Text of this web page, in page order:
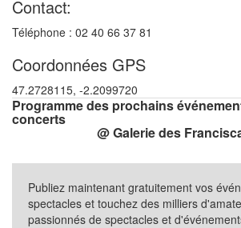
Contact:
Téléphone : 02 40 66 37 81
Coordonnées GPS
47.2728115, -2.2099720
Programme des prochains
concerts
@ Galerie des
Publiez maintenant gratuitement vos
spectacles et touchez des milliers
passionnés de spectacles et